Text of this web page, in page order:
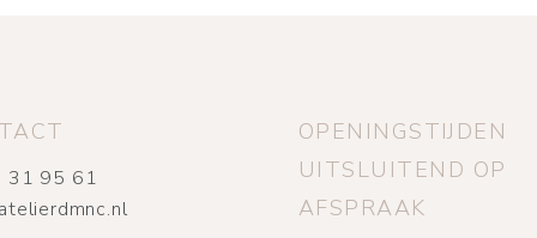
31 95 61
OPENINGSTIJDEN
UITSLUITEND OP
AFSPRAAK